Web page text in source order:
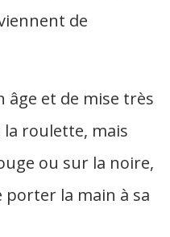
de
âge et de mise très
la roulette, mais
ou sur la noire,
la main à sa